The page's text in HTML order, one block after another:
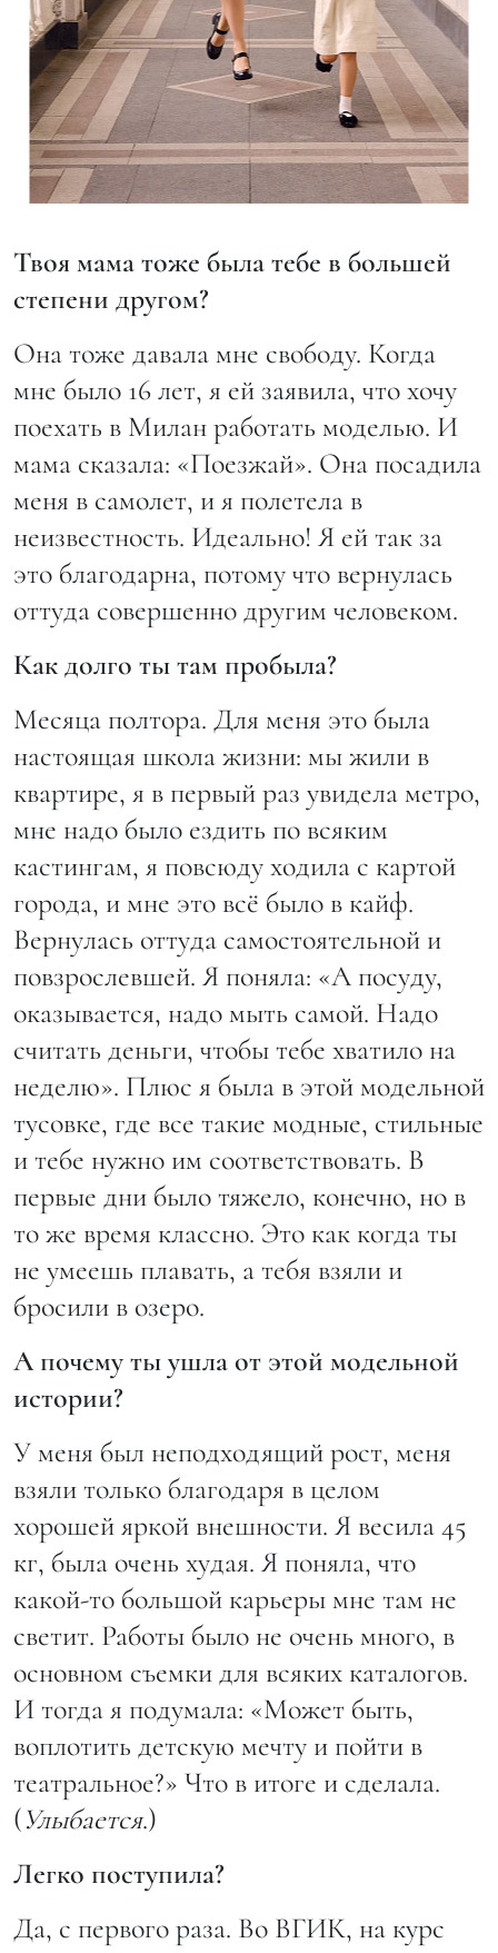
Твоя мама тоже была тебе в большей
степени другом?
Она тоже давала мне свободу. Когда
мне было 16 лет, я ей заявила, что хочу
поехать в Милан работать моделью. И
мама сказала: «Поезжай». Она посадила
меня в самолет, и я полетела в
неизвестность. Идеально! Я ей так за
это благодарна, потому что вернулась
оттуда совершенно другим человеком.
Как долго ты там пробыла?
Месяца полтора. Для меня это была
настоящая школа жизни: мы жили в
квартире, я в первый раз увидела метро,
мне надо было ездить по всяким
кастингам, я повсюду ходила с картой
города, и мне это всё было в кайф.
Вернулась оттуда самостоятельной и
повзрослевшей. Я поняла: «А посуду,
оказывается, надо мыть самой. Надо
считать деньги, чтобы тебе хватило на
неделю». Плюс я была в этой модельной
тусовке, где все такие модные, стильные
и тебе нужно им соответствовать. В
первые дни было тяжело, конечно, но в
то же время классно. Это как когда ты
не умеешь плавать, а тебя взяли и
бросили в озеро.
А почему ты ушла от этой модельной
истории?
У меня был неподходящий рост, меня
взяли только благодаря в целом
хорошей яркой внешности. Я весила 45
кг, была очень худая. Я поняла, что
какой-то большой карьеры мне там не
светит. Работы было не очень много, в
основном съемки для всяких каталогов.
И тогда я подумала: «Может быть,
воплотить детскую мечту и пойти в
театральное?» Что в итоге и сделала.
(Улыбается.)
Легко поступила?
Да, с первого раза. Во ВГИК, на курс